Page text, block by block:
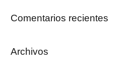
Comentarios recientes
Archivos